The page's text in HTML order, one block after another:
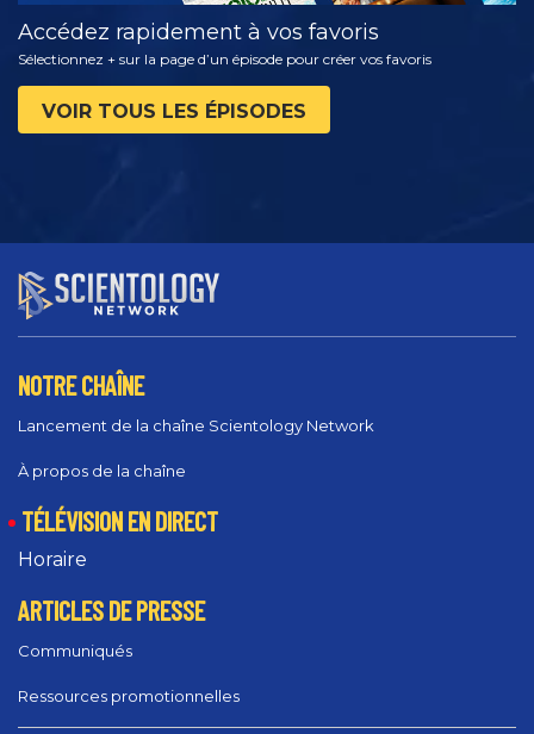
Accédez rapidement à vos favoris
Sélectionnez + sur la page d’un épisode pour créer vos favoris
VOIR TOUS LES ÉPISODES
NOTRE CHAÎNE
Lancement de la chaîne Scientology Network
À propos de la chaîne
TÉLÉVISION EN DIRECT
Horaire
ARTICLES DE PRESSE
Communiqués
Ressources promotionnelles